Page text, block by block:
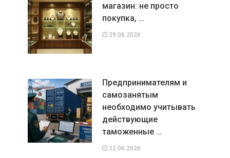
магазин: не просто
покупка, …
29.06.2026
Предпринимателям и
самозанятым
необходимо учитывать
действующие
таможенные …
22.06.2026